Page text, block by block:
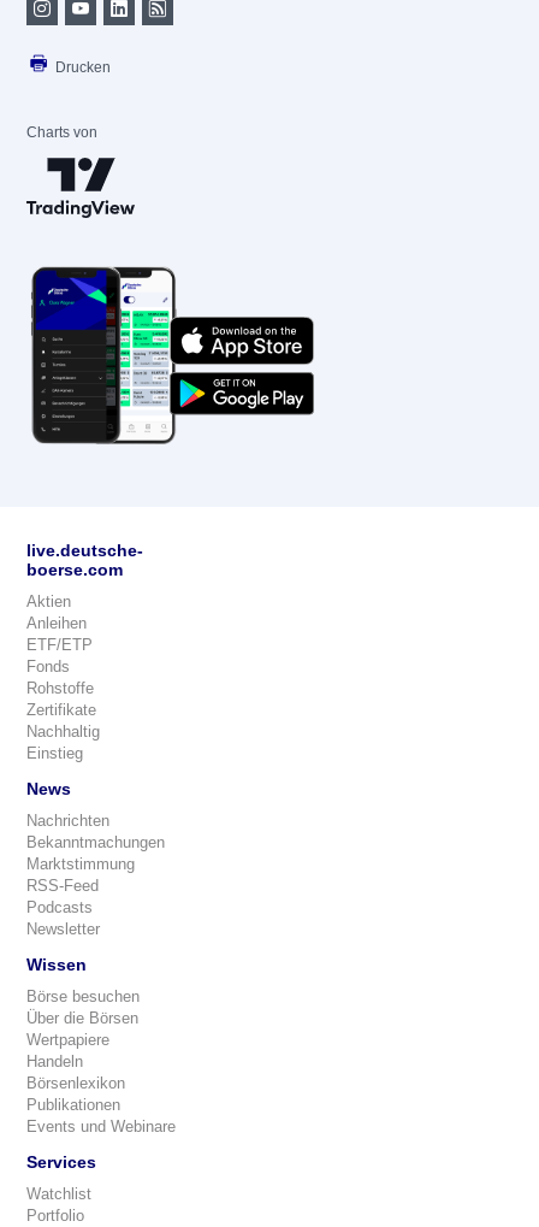
Drucken
Charts von
live.deutsche-
boerse.com
Aktien
Anleihen
ETF/ETP
Fonds
Rohstoffe
Zertifikate
Nachhaltig
Einstieg
News
Nachrichten
Bekanntmachungen
Marktstimmung
RSS-Feed
Podcasts
Newsletter
Wissen
Börse besuchen
Über die Börsen
Wertpapiere
Handeln
Börsenlexikon
Publikationen
Events und Webinare
Services
Watchlist
Portfolio